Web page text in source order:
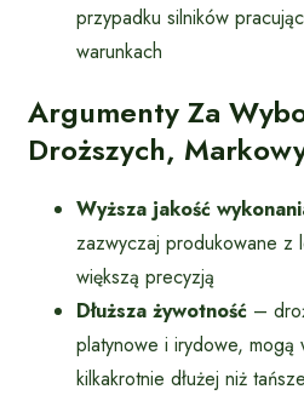
przypadku silników
warunkach
Argumenty Za
Droższych,
Wyższa jakość
zazwyczaj produkowane z
większą precyzją
Dłuższa żywotność –
platynowe i irydowe, mogą
kilkakrotnie dłużej niż